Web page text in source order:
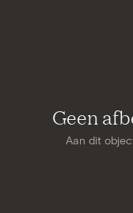
Geen
Aan dit